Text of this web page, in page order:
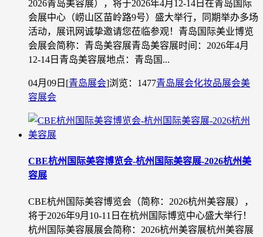
2026青岛美容展），将于2026年4月12-14日在青岛国际
会展中心（崂山区苗岭路9号）盛大举行，同期举办多场
活动，展讯网诚挚邀请您莅临参观！青岛国际美业博览
会展会简称：青岛美容展青岛美容展时间：2026年4月
12-14日青岛美容展地点：青岛国...
04月09日 [青岛展会]浏览：1477青岛展会化妆品展会美
容展会
CBE杭州国际美容博览会-杭州国际美容展-2026杭州美
容展
CBE杭州国际美容博览会（简称：2026杭州美容展），
将于2026年9月10-11日在杭州国际博览中心盛大举行！
杭州国际美容展展会简称：2026杭州美容展杭州美容展